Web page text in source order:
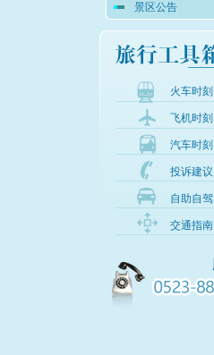
景区公告
火车时刻
飞机时刻
汽车时刻
投诉建议
自助自驾
交通指南